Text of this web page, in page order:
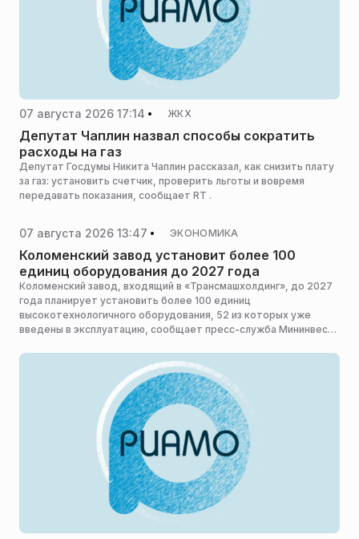
07 августа 2026 17:14 ЖКХ
Депутат Чаплин назвал способы сократить
расходы на газ
Депутат Госдумы Никита Чаплин рассказал, как снизить плату
за газ: установить счетчик, проверить льготы и вовремя
передавать показания, сообщает RT .
07 августа 2026 13:47 ЭКОНОМИКА
Коломенский завод установит более 100
единиц оборудования до 2027 года
Коломенский завод, входящий в «Трансмашхолдинг», до 2027
года планирует установить более 100 единиц
высокотехнологичного оборудования, 52 из которых уже
введены в эксплуатацию, сообщает пресс-служба Мининвеста